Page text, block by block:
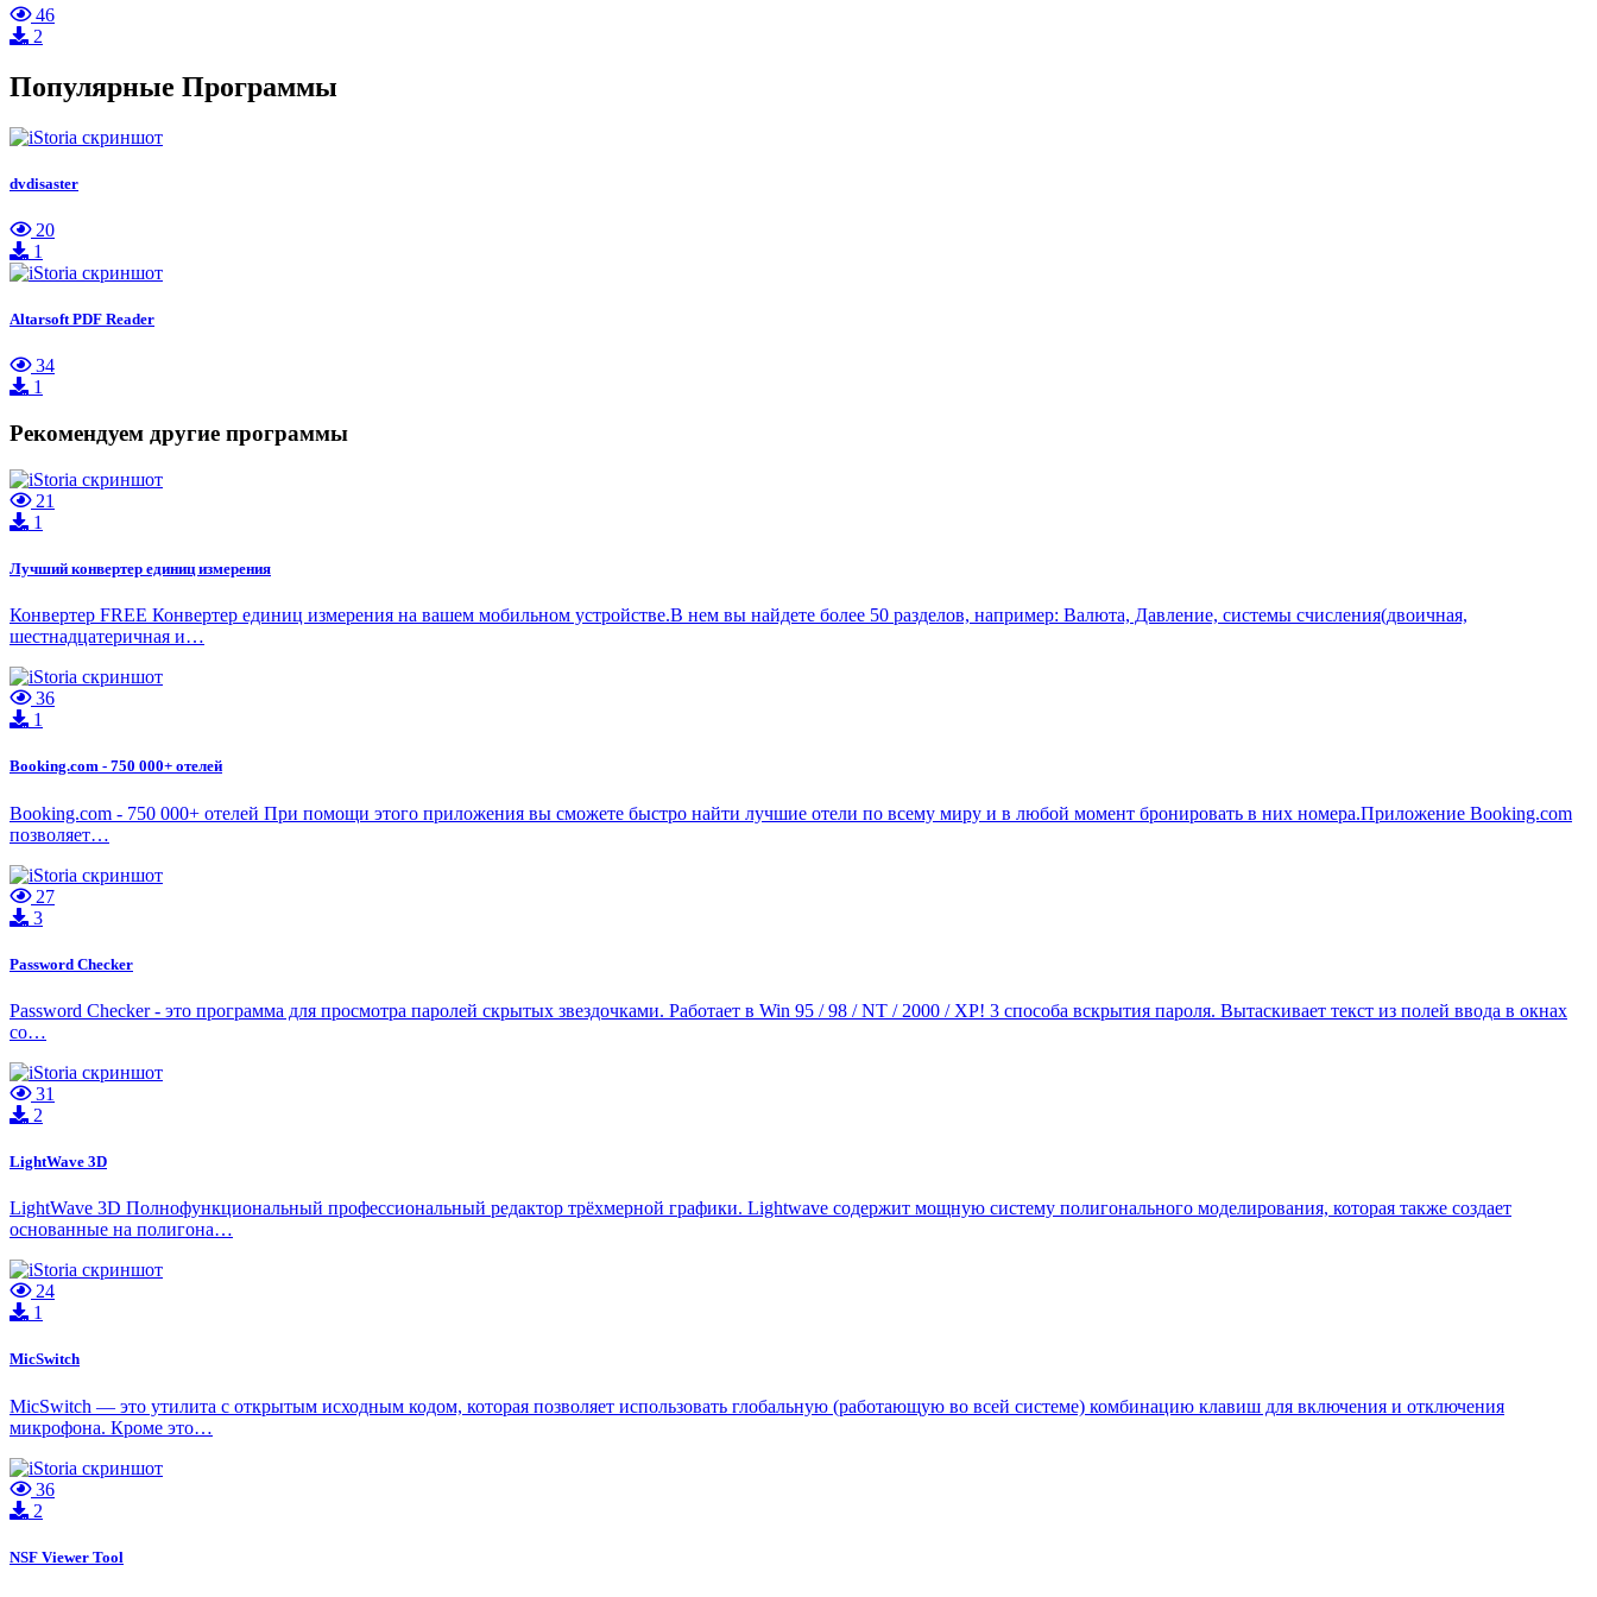
46
2
Популярные Программы
dvdisaster
20
1
Altarsoft PDF Reader
34
1
Рекомендуем другие программы
21
1
Лучший конвертер единиц измерения
Конвертер FREE Конвертер единиц измерения на вашем мобильном устройстве.В нем вы найдете более 50 разделов, например: Валюта, Давление, системы счисления(двоичная,
шестнадцатеричная и…
36
1
Booking.com - 750 000+ отелей
Booking.com - 750 000+ отелей При помощи этого приложения вы сможете быстро найти лучшие отели по всему миру и в любой момент бронировать в них номера.Приложение Booking.com
позволяет…
27
3
Password Checker
Password Checker - это программа для просмотра паролей скрытых звездочками. Работает в Win 95 / 98 / NT / 2000 / XP! 3 способа вскрытия пароля. Вытаскивает текст из полей ввода в окнах
со…
31
2
LightWave 3D
LightWave 3D Полнофункциональный профессиональный редактор трёхмерной графики. Lightwave содержит мощную систему полигонального моделирования, которая также создает
основанные на полигона…
24
1
MicSwitch
MicSwitch — это утилита с открытым исходным кодом, которая позволяет использовать глобальную (работающую во всей системе) комбинацию клавиш для включения и отключения
микрофона. Кроме это…
36
2
NSF Viewer Tool